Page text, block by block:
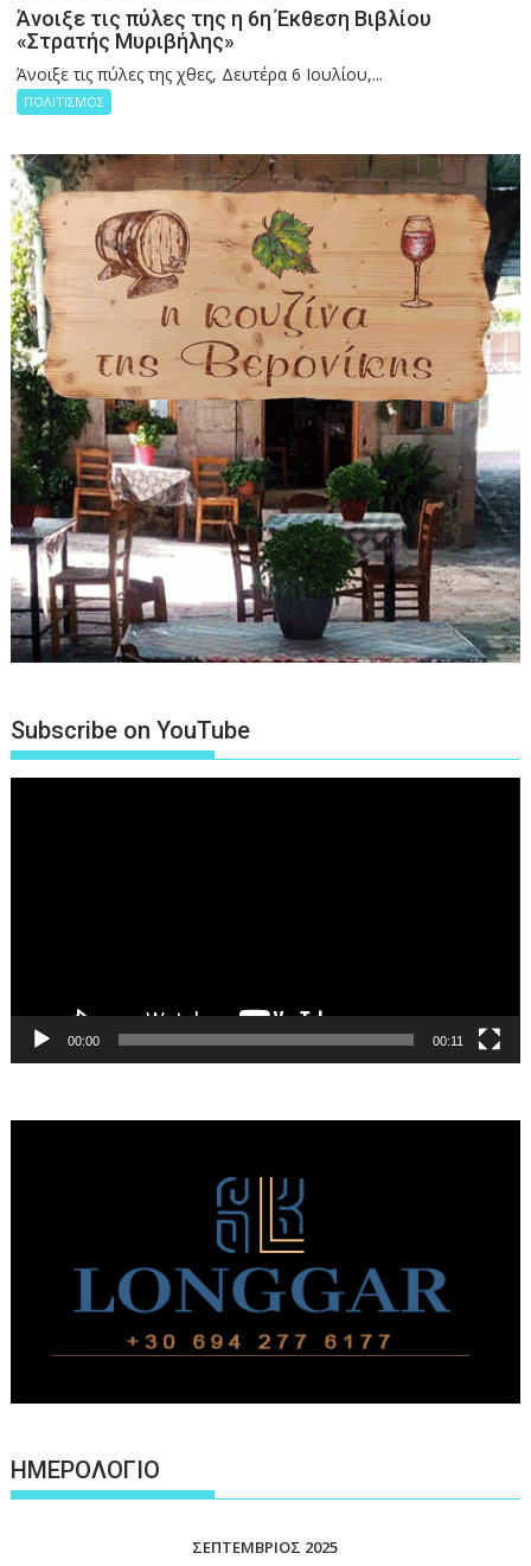
Άνοιξε τις πύλες της η 6η Έκθεση Βιβλίου
«Στρατής Μυριβήλης»
Άνοιξε τις πύλες της χθες, Δευτέρα 6 Ιουλίου,...
ΠΟΛΙΤΙΣΜΟΣ
Subscribe on YouTube
00:00 00:11
ΗΜΕΡΟΛΟΓΙΟ
ΣΕΠΤΈΜΒΡΙΟΣ 2025